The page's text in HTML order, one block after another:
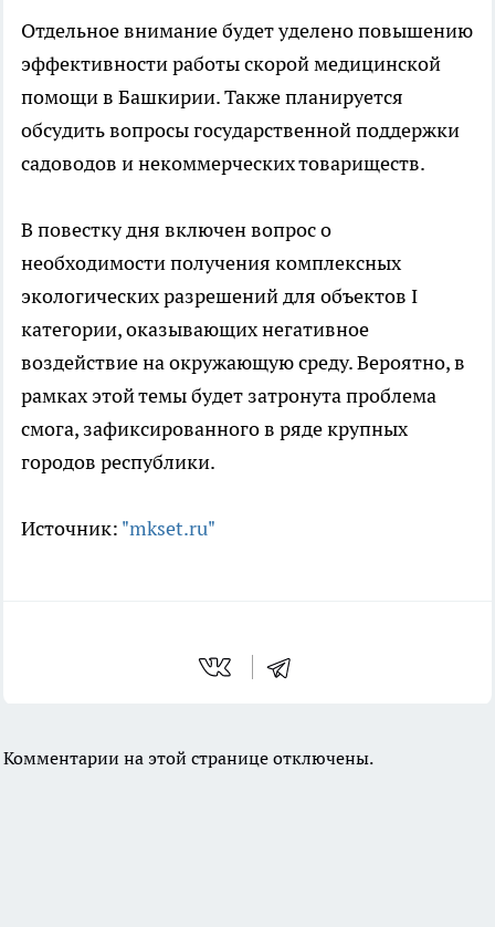
Отдельное внимание будет уделено повышению
эффективности работы скорой медицинской
помощи в Башкирии. Также планируется
обсудить вопросы государственной поддержки
садоводов и некоммерческих товариществ.
В повестку дня включен вопрос о
необходимости получения комплексных
экологических разрешений для объектов I
категории, оказывающих негативное
воздействие на окружающую среду. Вероятно, в
рамках этой темы будет затронута проблема
смога, зафиксированного в ряде крупных
городов республики.
Источник: "mkset.ru"
Комментарии на этой странице отключены.